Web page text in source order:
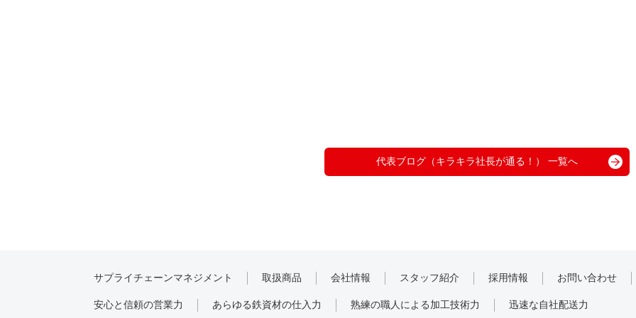
代表ブログ（キラキラ社長が通る！） 一覧へ
サプライチェーンマネジメント 取扱商品 会社情報 スタッフ紹介 採用情報 お問い合わせ
安心と信頼の営業力 あらゆる鉄資材の仕入力 熟練の職人による加工技術力 迅速な自社配送力